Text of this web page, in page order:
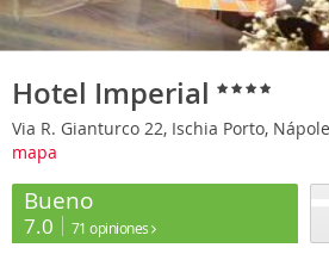
Hotel Imperial
Via R. Gianturco 22, Ischia Porto,
mapa
Bueno
7.0 71 opiniones